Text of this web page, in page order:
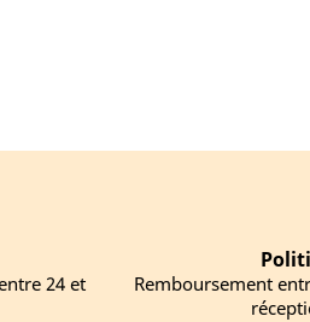
24 et
Remboursement